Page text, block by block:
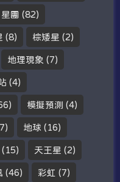
星團 (82)
(8) 棕矮星 (2)
地理現象 (7)
(4)
模擬預測 (4)
地球 (16)
(15) 天王星 (2)
(46) 彩虹 (7)